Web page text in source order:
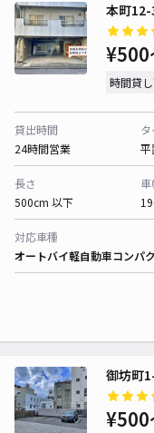
本町
¥500
時間貸
貸出時間
24時間営業
平
長さ
500cm 以下
対応車種
オートバイ軽自動車コンパ
御坊町
¥500